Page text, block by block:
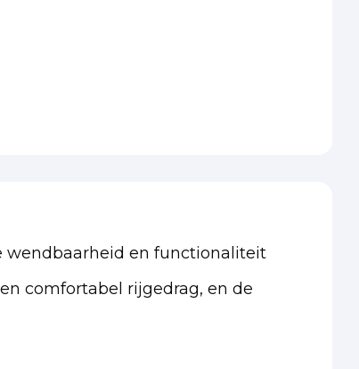
wendbaarheid en functionaliteit
comfortabel rijgedrag, en de